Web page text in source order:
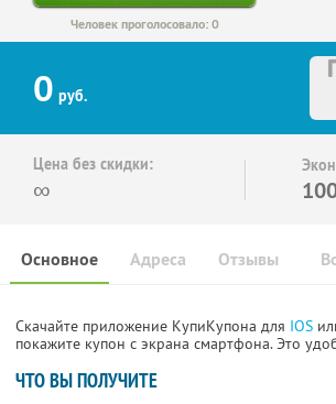
Человек проголосовало: 0
0 руб.
Цена без скидки:
∞
Основное Отзывы
Адреса
Скачайте приложение КупиКупона для IOS
покажите купон с экрана смартфона. Это
ЧТО ВЫ ПОЛУЧИТЕ